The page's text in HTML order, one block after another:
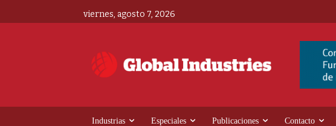
viernes, agosto 7, 2026
Industrias Especiales Publicaciones Contacto